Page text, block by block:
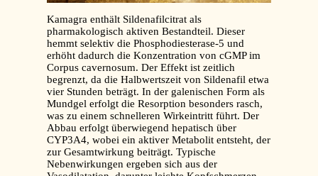
Kamagra enthält Sildenafilcitrat als
pharmakologisch aktiven Bestandteil. Dieser
hemmt selektiv die Phosphodiesterase-5 und
erhöht dadurch die Konzentration von cGMP im
Corpus cavernosum. Der Effekt ist zeitlich
begrenzt, da die Halbwertszeit von Sildenafil etwa
vier Stunden beträgt. In der galenischen Form als
Mundgel erfolgt die Resorption besonders rasch,
was zu einem schnelleren Wirkeintritt führt. Der
Abbau erfolgt überwiegend hepatisch über
CYP3A4, wobei ein aktiver Metabolit entsteht, der
zur Gesamtwirkung beiträgt. Typische
Nebenwirkungen ergeben sich aus der